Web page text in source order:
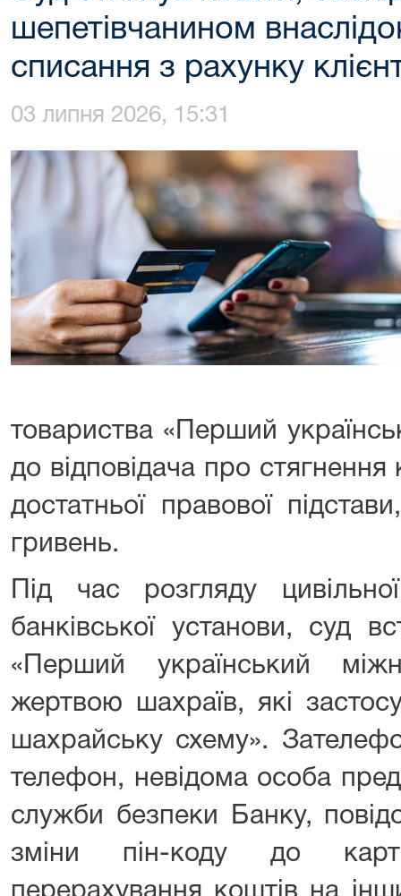
шепетівчанином
списання з рахунку
03 липня 2026, 15:31
товариства «Перший
до відповідача про
достатньої правової
гривень.
Під час розгляду
банківської установи, суд
«Перший український
жертвою шахраїв, які
шахрайську схему».
телефон, невідома особа
служби безпеки Банку,
зміни пін-коду до